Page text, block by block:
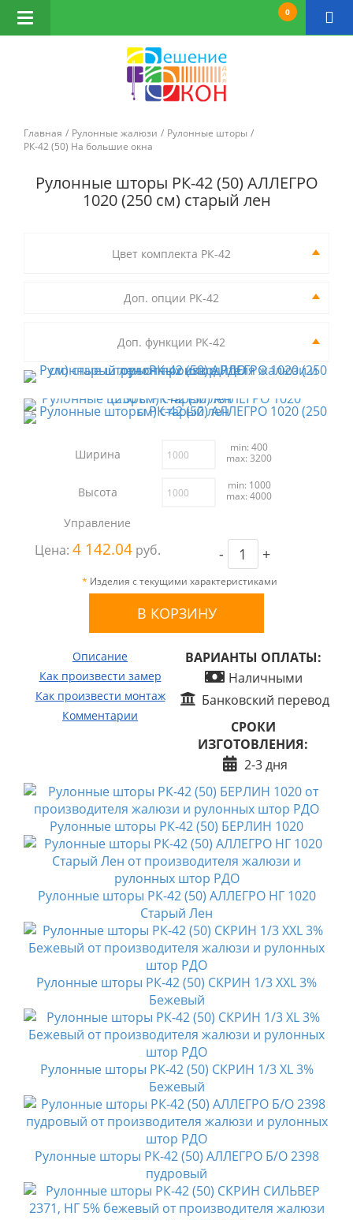
0
Открыть
навигацию
Главная Рулонные жалюзи
Рулонные шторы
РК-42 (50) На большие окна
Рулонные шторы РК-42 (50) АЛЛЕГРО
1020 (250 см) старый лен
Цвет комплекта РК-42
Доп. опции РК-42
Доп. функции РК-42
Ширина
min: 400
max: 3200
Высота
min: 1000
max: 4000
Управление
Цена: 4 142.04руб. - +
* Изделия с текущими характеристиками
Описание
Как произвести замер
Как произвести монтаж
Комментарии
ВАРИАНТЫ ОПЛАТЫ:
Наличными
Банковский перевод
СРОКИ
ИЗГОТОВЛЕНИЯ:
2-3 дня
Рулонные шторы РК-42 (50) БЕРЛИН 1020
Рулонные шторы РК-42 (50) АЛЛЕГРО НГ 1020
Старый Лен
Рулонные шторы РК-42 (50) СКРИН 1/3 XXL 3%
Бежевый
Рулонные шторы РК-42 (50) СКРИН 1/3 XL 3%
Бежевый
Рулонные шторы РК-42 (50) АЛЛЕГРО Б/О 2398
пудровый